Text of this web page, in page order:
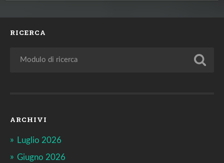
RICERCA
ARCHIVI
Luglio 2026
Giugno 2026